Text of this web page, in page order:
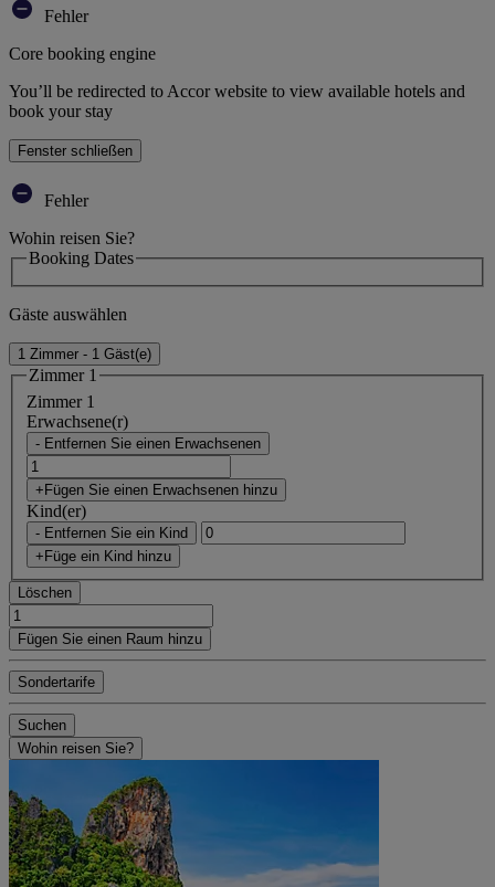
Fehler
Core booking engine
You’ll be redirected to Accor website to view available hotels and
book your stay
Fenster schließen
Fehler
Wohin reisen Sie?
Booking Dates
Gäste auswählen
1 Zimmer - 1 Gäst(e)
Zimmer 1
Zimmer 1
Erwachsene(r)
- Entfernen Sie einen Erwachsenen
+Fügen Sie einen Erwachsenen hinzu
Kind(er)
- Entfernen Sie ein Kind
+Füge ein Kind hinzu
Löschen
Fügen Sie einen Raum hinzu
Sondertarife
Suchen
Wohin reisen Sie?